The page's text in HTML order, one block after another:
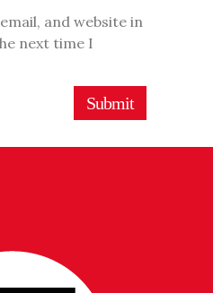
and website in
next time I